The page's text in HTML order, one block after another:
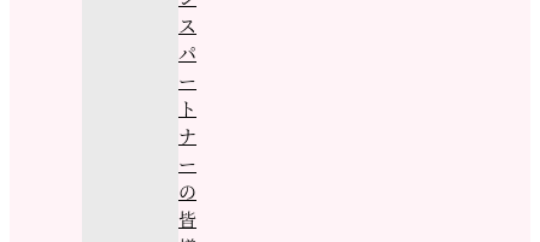
ス
パ
ー
ト
ナ
ー
の
皆